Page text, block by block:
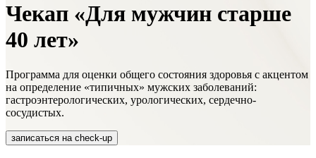
Чекап «Для мужчин старше
40 лет»
Программа для оценки общего состояния здоровья с акцентом
на определение «типичных» мужских заболеваний:
гастроэнтерологических, урологических, сердечно-
сосудистых.
записаться на check-up